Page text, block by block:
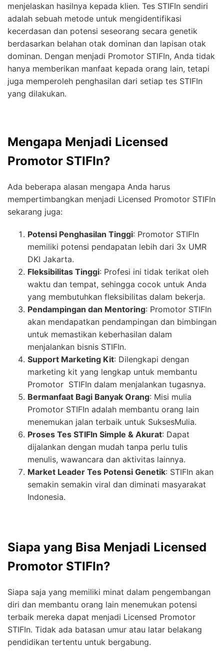
menjelaskan hasilnya kepada klien. Tes STIFIn sendiri
adalah sebuah metode untuk mengidentifikasi
kecerdasan dan potensi seseorang secara genetik
berdasarkan belahan otak dominan dan lapisan otak
dominan. Dengan menjadi Promotor STIFIn, Anda tidak
hanya memberikan manfaat kepada orang lain, tetapi
juga memperoleh penghasilan dari setiap tes STIFIn
yang dilakukan.
Mengapa Menjadi Licensed
Promotor STIFIn?
Ada beberapa alasan mengapa Anda harus
mempertimbangkan menjadi Licensed Promotor STIFIn
sekarang juga:
Potensi Penghasilan Tinggi: Promotor STIFIn
memiliki potensi pendapatan lebih dari 3x UMR
DKI Jakarta.
Fleksibilitas Tinggi: Profesi ini tidak terikat oleh
waktu dan tempat, sehingga cocok untuk Anda
yang membutuhkan fleksibilitas dalam bekerja.
Pendampingan dan Mentoring: Promotor STIFIn
akan mendapatkan pendampingan dan bimbingan
untuk memastikan keberhasilan dalam
menjalankan bisnis STIFIn.
Support Marketing Kit: Dilengkapi dengan
marketing kit yang lengkap untuk membantu
Promotor STIFIn dalam menjalankan tugasnya.
Bermanfaat Bagi Banyak Orang: Misi mulia
Promotor STIFIn adalah membantu orang lain
menemukan jalan terbaik untuk SuksesMulia.
Proses Tes STIFIn Simple & Akurat: Dapat
dijalankan dengan mudah tanpa perlu tulis
menulis, wawancara dan aktivitas lainnya.
Market Leader Tes Potensi Genetik: STIFIn akan
semakin semakin viral dan diminati masyarakat
Indonesia.
Siapa yang Bisa Menjadi Licensed
Promotor STIFIn?
Siapa saja yang memiliki minat dalam pengembangan
diri dan membantu orang lain menemukan potensi
terbaik mereka dapat menjadi Licensed Promotor
STIFIn. Tidak ada batasan umur atau latar belakang
pendidikan tertentu untuk bergabung.